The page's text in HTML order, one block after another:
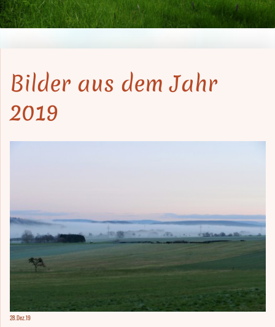
Bilder aus dem Jahr
2019
28.Dez.19